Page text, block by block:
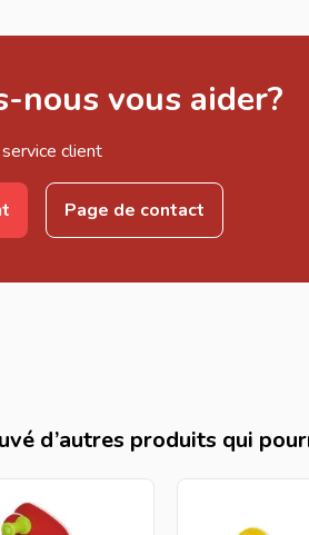
nous vous aider?
client
Page de contact
d’autres produits qui